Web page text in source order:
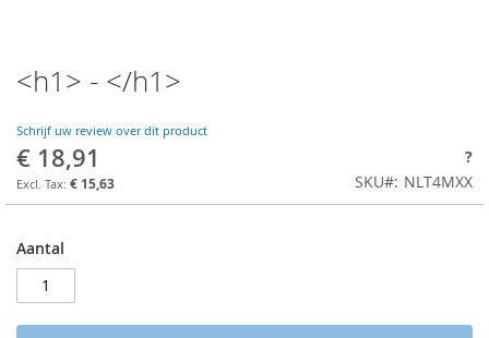
<h1> - </h1>
Schrijf uw review over dit product
€ 18,91
€ 15,63
?
SKU
NLT4MXX
Aantal